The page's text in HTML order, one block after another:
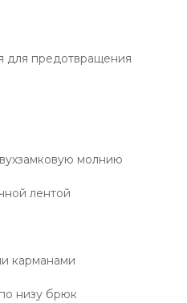
для предотвращения
молнию
лентой
карманами
низу брюк